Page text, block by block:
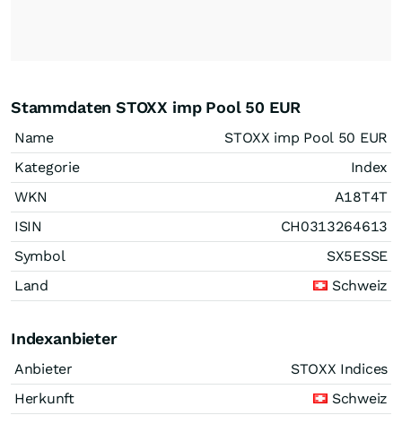
Stammdaten STOXX imp Pool 50 EUR
Name
STOXX imp Pool 50 EUR
Kategorie
Index
WKN
A18T4T
ISIN
CH0313264613
Symbol
SX5ESSE
Land
Schweiz
Indexanbieter
Anbieter
STOXX Indices
Herkunft
Schweiz